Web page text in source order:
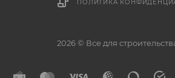
ПОЛИТИКА
2026 © Все для